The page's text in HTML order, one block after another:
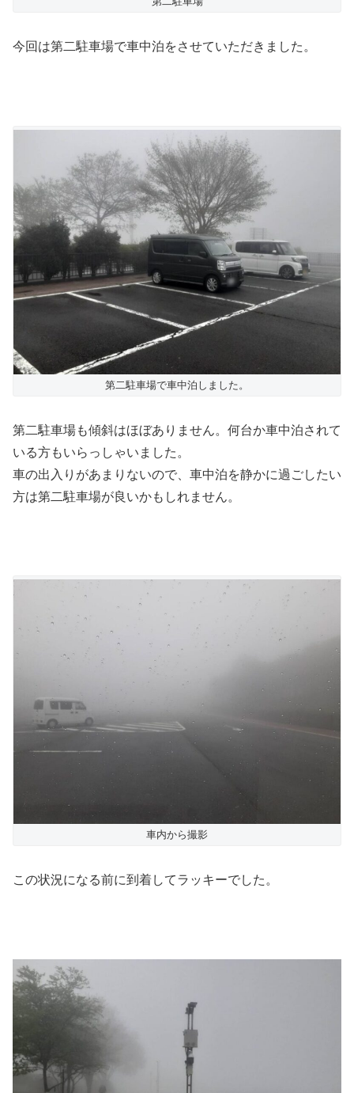
今回は第二駐車場で車中泊をさせていただきました。
第二駐車場で車中泊しました。
第二駐車場も傾斜はほぼありません。何台か車中泊されて
いる方もいらっしゃいました。
車の出入りがあまりないので、車中泊を静かに過ごしたい
方は第二駐車場が良いかもしれません。
車内から撮影
この状況になる前に到着してラッキーでした。